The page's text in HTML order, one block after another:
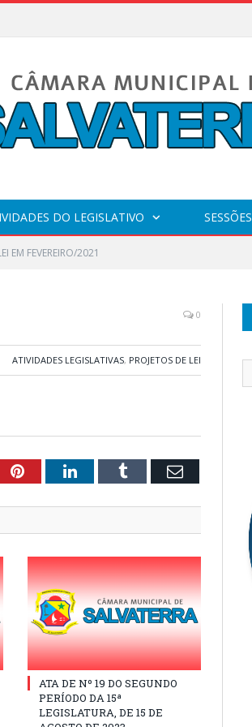
DO LEGISLATIVO SESSÕES
EM FEVEREIRO/2021
0
ATIVIDADES LEGISLATIVAS, PROJETOS DE LEI
PinterestLinkedInTumblr Email
ATA DE Nº 19 DO SEGUNDO
PERÍODO DA 15ª
LEGISLATURA, DE 15 DE